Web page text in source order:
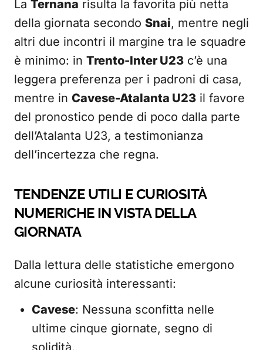
La Ternana risulta la favorita più netta
della giornata secondo Snai, mentre negli
altri due incontri il margine tra le squadre
è minimo: in Trento-Inter U23 c’è una
leggera preferenza per i padroni di casa,
mentre in Cavese-Atalanta U23 il favore
del pronostico pende di poco dalla parte
dell’Atalanta U23, a testimonianza
dell’incertezza che regna.
TENDENZE UTILI E CURIOSITÀ
NUMERICHE IN VISTA DELLA
GIORNATA
Dalla lettura delle statistiche emergono
alcune curiosità interessanti:
Cavese: Nessuna sconfitta nelle
ultime cinque giornate, segno di
solidità.